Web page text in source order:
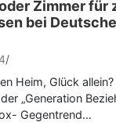
Zimmer für
bei
Heim, Glück
„Generation
Gegentrend…